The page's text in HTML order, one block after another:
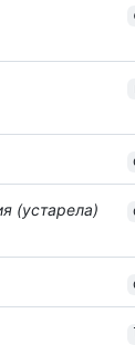
(устарела)